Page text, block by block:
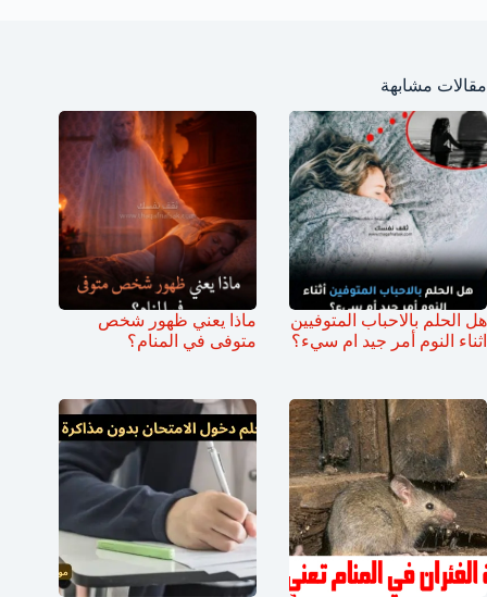
مقالات مشابهة
هل الحلم بالاحباب المتوفيين
اثناء النوم أمر جيد ام سيء؟
ماذا يعني ظهور شخص
متوفى في المنام؟